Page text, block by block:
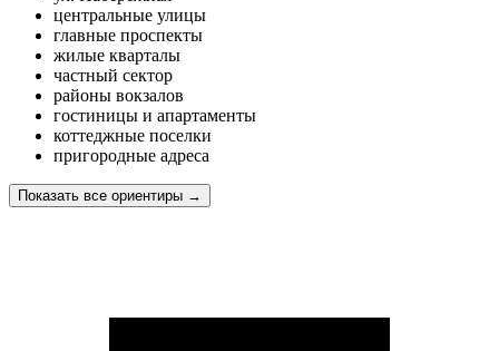
центральные улицы
главные проспекты
жилые кварталы
частный сектор
районы вокзалов
гостиницы и апартаменты
коттеджные поселки
пригородные адреса
Показать все ориентиры →